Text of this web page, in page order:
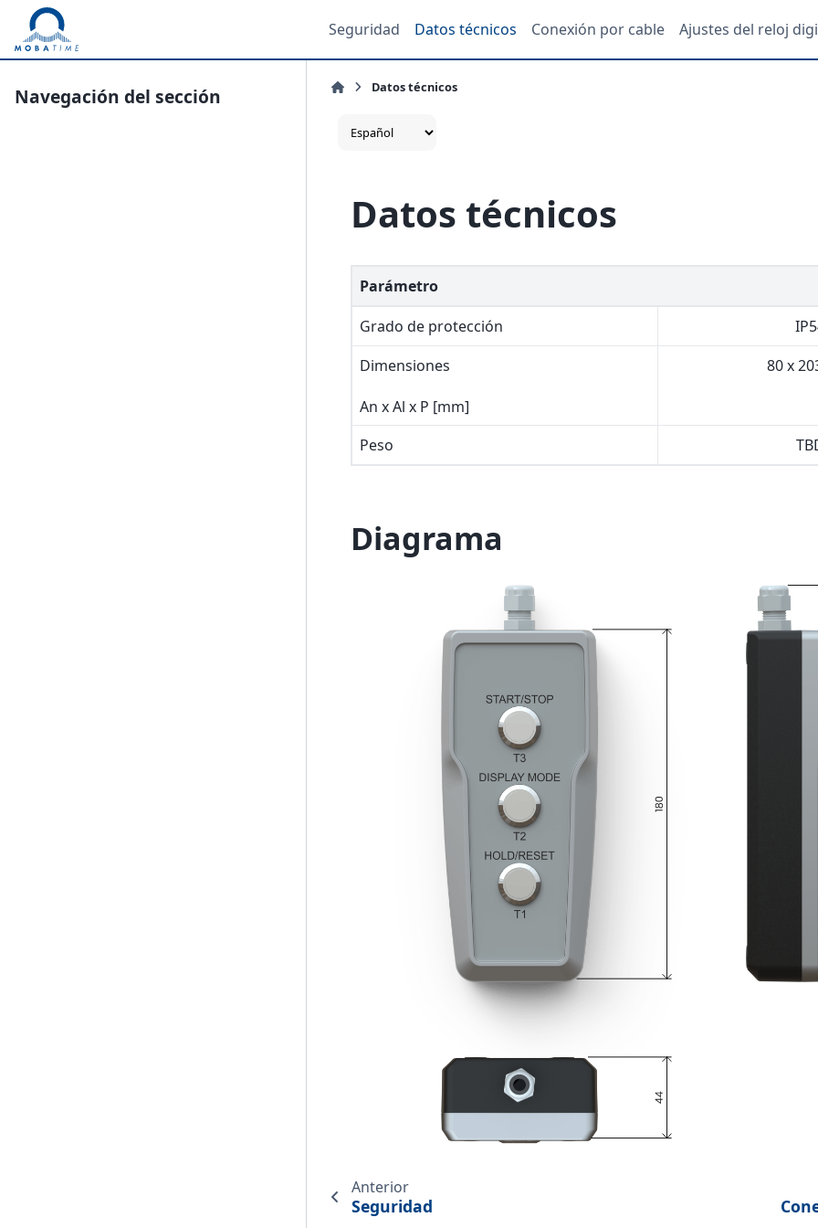
Seguridad Datos técnicos Conexión por cable Ajustes del reloj
Navegación del sección Datos técnicos
Datos técnicos
Parámetro
Grado de protección
Dimensiones
An x Al x P [mm]
80 x
Peso
Diagrama
Anterior
Seguridad